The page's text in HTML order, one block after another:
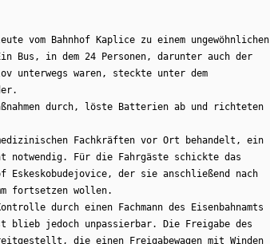
vom Bahnhof Kaplice zu einem ungewöhnlichen
in dem 24 Personen, darunter auch der
unterwegs waren, steckte unter dem
durch, löste Batterien ab und richteten
Fachkräften vor Ort behandelt, ein
Für die Fahrgäste schickte das
Eskeskobudejovice, der sie anschließend nach
fortsetzen wollen.
durch einen Fachmann des Eisenbahnamts
jedoch unpassierbar. Die Freigabe des
die einen Freigabewagen mit Winden